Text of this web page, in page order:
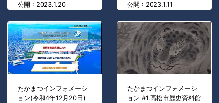
公開 : 2023.1.20
公開 : 2023.1.11
たかまつインフォメーシ
ョン(令和4年12月20日)
たかまつインフォメーシ
ョン #1.高松市歴史資料館